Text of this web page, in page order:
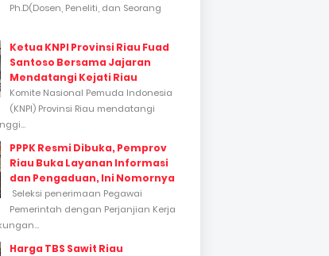
Ph.D(Dosen, Peneliti, dan Seorang
Ketua KNPI Provinsi Riau Fuad
Santoso Bersama Jajaran
Mendatangi Kejati Riau
Komite Nasional Pemuda Indonesia
(KNPI) Provinsi Riau mendatangi
PPPK Resmi Dibuka, Pemprov
Riau Buka Layanan Informasi
dan Pengaduan, Ini Nomornya
Seleksi penerimaan Pegawai
Pemerintah dengan Perjanjian Kerja
Harga TBS Sawit Riau